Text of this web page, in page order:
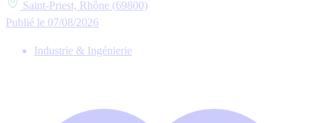
Saint-Priest, Rhône (69800)
Publié le 07/08/2026
Industrie & Ingénierie